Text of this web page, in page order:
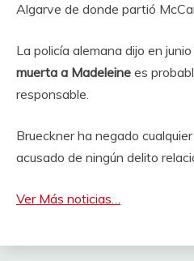
Algarve de donde partió
La policía alemana dijo en
muerta a Madeleine es
responsable.
Brueckner ha negado
acusado de ningún delito
Ver Más noticias…